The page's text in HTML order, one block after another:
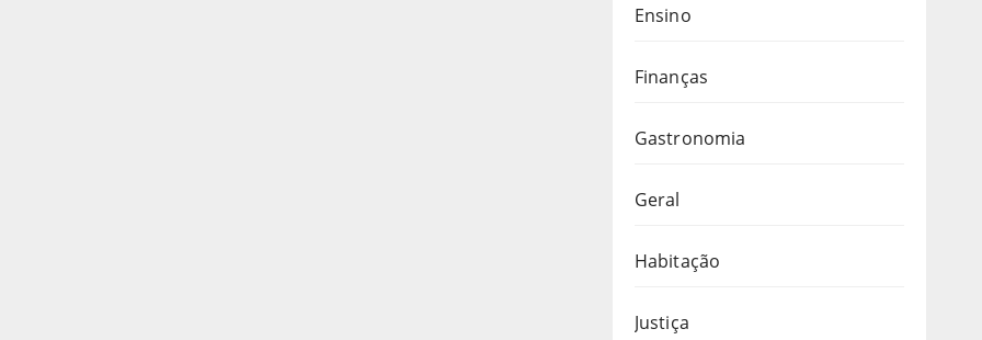
Ensino
Finanças
Gastronomia
Geral
Habitação
Justiça